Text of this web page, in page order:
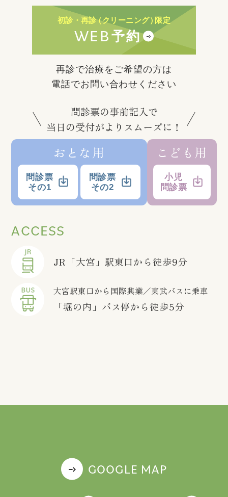
初診・再診（クリーニング）限定
WEB 予約
再診で治療をご希望の方は
電話でお問い合わせください
問診票の事前記入で
当日の受付がよりスムーズに！
おとな用
問診票
その1
問診票
その2
こども用
小児
問診票
ACCESS
JR「大宮」駅東口から徒歩9分
大宮駅東口から国際興業／東武バスに乗車
「堀の内」バス停から徒歩5分
GOOGLE MAP